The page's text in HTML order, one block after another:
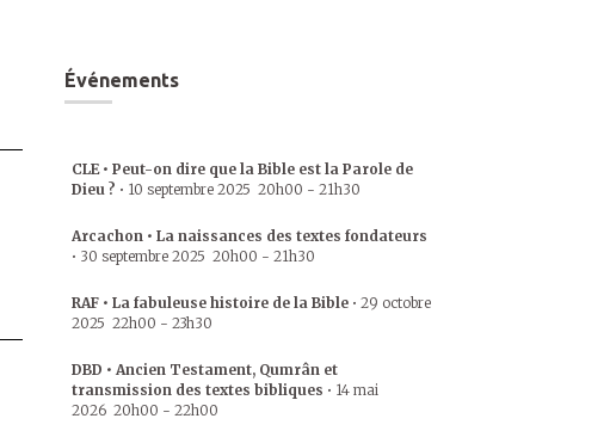
Événements
CLE • Peut-on dire que la Bible est la Parole de
Dieu ? • 10 septembre 2025 20h00 - 21h30
Arcachon • La naissances des textes fondateurs
• 30 septembre 2025 20h00 - 21h30
RAF • La fabuleuse histoire de la Bible • 29 octobre
2025 22h00 - 23h30
DBD • Ancien Testament, Qumrân et
transmission des textes bibliques • 14 mai
2026 20h00 - 22h00